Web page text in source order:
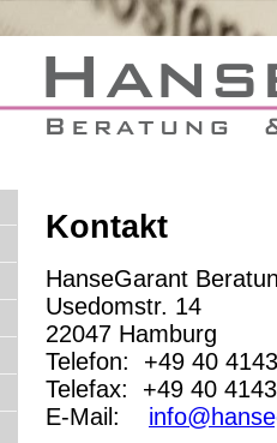
Kontakt
HanseGarant
Usedomstr. 14
22047 Hamburg
Telefon: +49 40
Telefax: +49 40
E-Mail: